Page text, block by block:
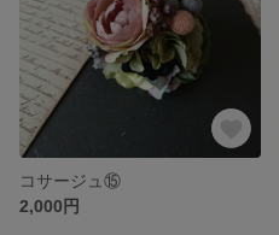
コサージュ⑮
2,000円